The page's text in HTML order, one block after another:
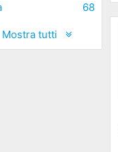
68
Mostra tutti